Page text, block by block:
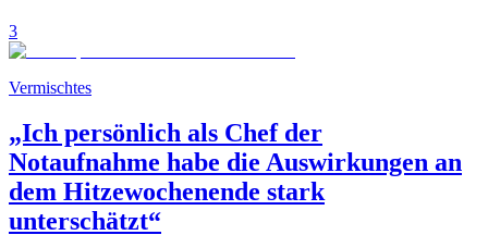
3
Vermischtes
„Ich persönlich als Chef der
Notaufnahme habe die Auswirkungen an
dem Hitzewochenende stark
unterschätzt“